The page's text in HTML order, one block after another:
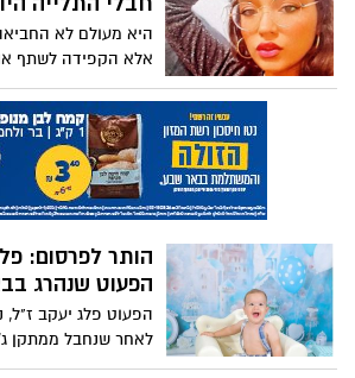
היא מעולם לא
אלא הקפידה לשתף
החברתיות כחלק
בגלוי על כוונותיה
מלחמות קשות
פתוח בחייה, אך
בפניה בעוצמה. זהו
הגב. סיפורה, הוא
לרשויות הרווחה,
לכולנו.
הותר לפרסום:
הפעוט שנהרג
הפעוט פלג יעקב ז"ל,
לאחר שנחבל ממתקן
בשכונת נווה נוי.